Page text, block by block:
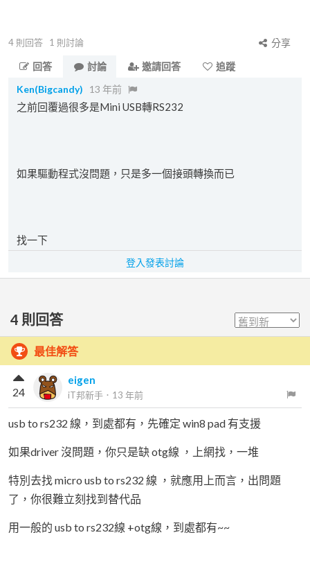
4 則回答 1 則討論
分享
回答
討論 邀請回答
追蹤
Ken(Bigcandy)
13 年前
之前回覆過很多是Mini USB轉RS232
如果驅動程式沒問題，只是多一個接頭轉換而已
找一下
登入發表討論
4 則回答
最佳解答
eigen
iT邦新手 ． 13 年前
24
usb to rs232 線，到處都有，先確定 win8 pad 有支援
如果driver 沒問題，你只是缺 otg線 ，上網找，一堆
特別去找 micro usb to rs232 線 ，就應用上而言，出問題
了，你很難立刻找到替代品
用一般的 usb to rs232線 +otg線，到處都有~~